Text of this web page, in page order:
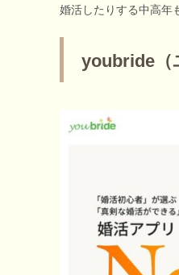
婚活したりする中高年
youbride（